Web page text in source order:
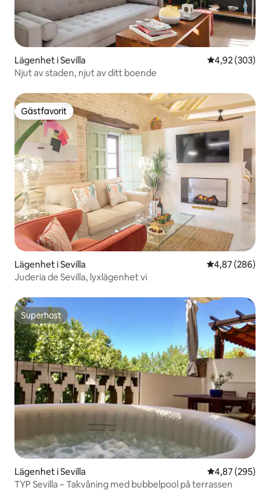
Lägenhet i Sevilla 4,92 av 5 i
4,92 (303)
Njut av staden, njut av ditt boende
Gästfavorit
Gästfavorit
Lägenhet i Sevilla 4,87 av 5 i
4,87 (286)
Judería de Sevilla, lyxlägenhet vi
Superhost
Superhost
Lägenhet i Sevilla 4,87 av 5 i
4,87 (295)
TYP Sevilla – Takvåning med bubbelpool på terrassen